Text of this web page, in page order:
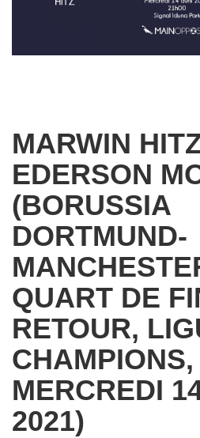
MARWIN
EDERSON
(BORUSSIA
DORTMUND-
QUART DE
RETOUR,
CHAMPIONS,
MERCREDI
2021)